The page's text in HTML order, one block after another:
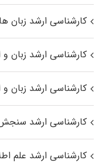
کارشناسی ارشد زبان‌
کارشناسی ارشد زبان و
کارشناسی ارشد زبان
کارشناسی ارشد سنجش
کارشناسی ارشد علم